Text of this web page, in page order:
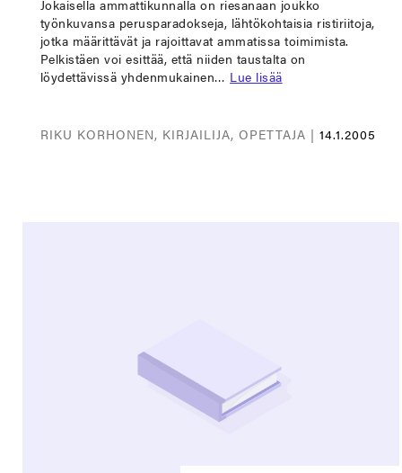
Jokaisella ammattikunnalla on riesanaan joukko
työnkuvansa perusparadokseja, lähtökohtaisia ristiriitoja,
jotka määrittävät ja rajoittavat ammatissa toimimista.
Pelkistäen voi esittää, että niiden taustalta on
löydettävissä yhdenmukainen… Lue lisää
RIKU KORHONEN, KIRJAILIJA, OPETTAJA | 14.1.2005